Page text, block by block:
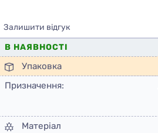
Залишити відгук
В НАЯВНОСТІ
Упаковка
Призначення:
Матеріал